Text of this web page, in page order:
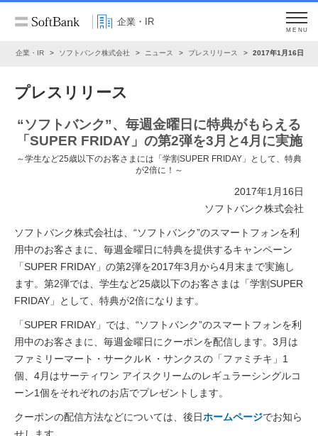
企業・IR
MENU
企業・IR ソフトバンク株式会社 ニュース プレスリリース 2017年1月16日
プレスリリース
“ソフトバンク”、毎週金曜日に特典がもらえる
「SUPER FRIDAY」の第2弾を3月と4月に実施
～学生など25歳以下のお客さまには「学割SUPER FRIDAY」として、特典
が2倍に！～
2017年1月16日
ソフトバンク株式会社
ソフトバンク株式会社は、“ソフトバンク”のスマートフォンを利
用中のお客さまに、毎週金曜日に特典を提供するキャンペーン
「SUPER FRIDAY」の第2弾を2017年3月から4月末まで実施し
ます。第2弾では、学生など25歳以下のお客さまは「学割SUPER
FRIDAY」として、特典が2倍になります。
「SUPER FRIDAY」では、“ソフトバンク”のスマートフォンを利
用中のお客さまに、毎週金曜日にクーポンを配信します。3月は
ファミリーマート・サークルＫ・サンクスの「ファミチキ」1
個、4月はサーティワン アイスクリームのレギュラーシングルコ
ーン1個をそれぞれのお店でプレゼントします。
クーポンの配信方法などについては、後日ホームページでお知ら